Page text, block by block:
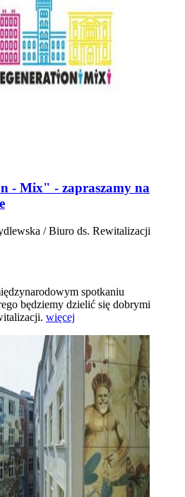
- Mix" - zapraszamy na
/ Biuro ds. Rewitalizacji
spotkaniu
będziemy dzielić się dobrymi
więcej